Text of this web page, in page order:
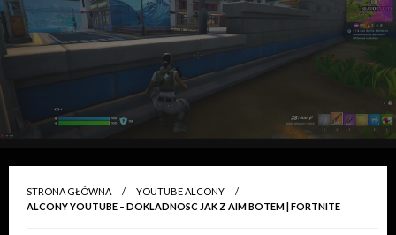
STRONA GŁÓWNA
YOUTUBE ALCONY
ALCONY YOUTUBE – DOKLADNOSC JAK Z AIM BOTEM | FORTNITE